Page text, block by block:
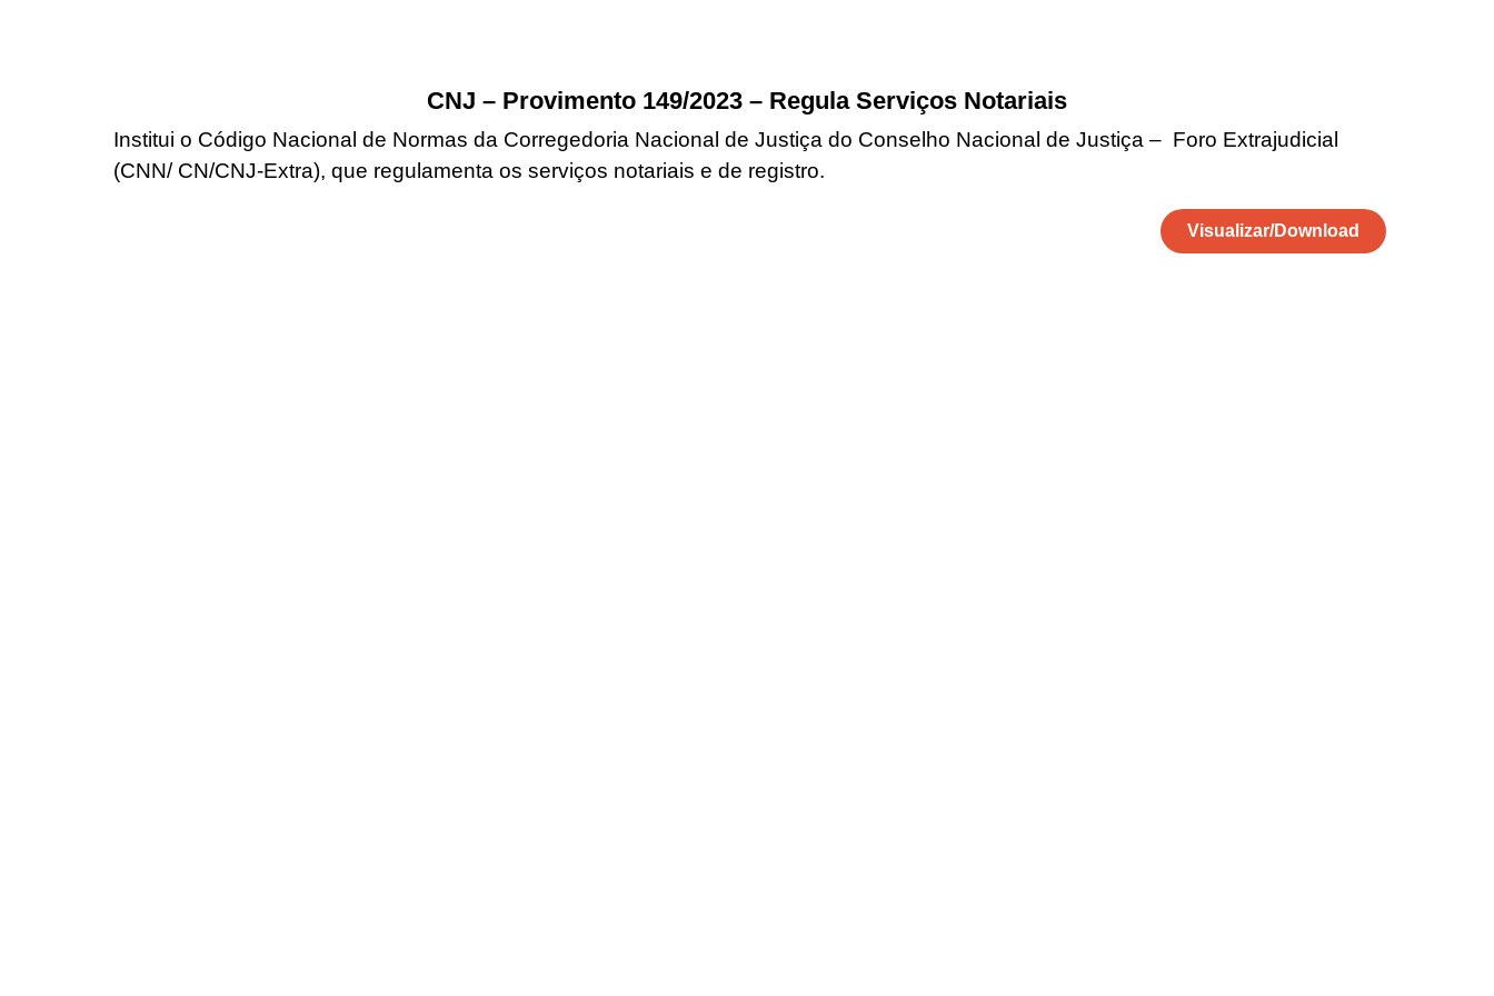
CNJ – Provimento 149/2023 – Regula Serviços Notariais
Institui o Código Nacional de Normas da Corregedoria Nacional de Justiça do Conselho Nacional de Justiça – Foro Extrajudicial
(CNN/ CN/CNJ-Extra), que regulamenta os serviços notariais e de registro.
Visualizar/Download